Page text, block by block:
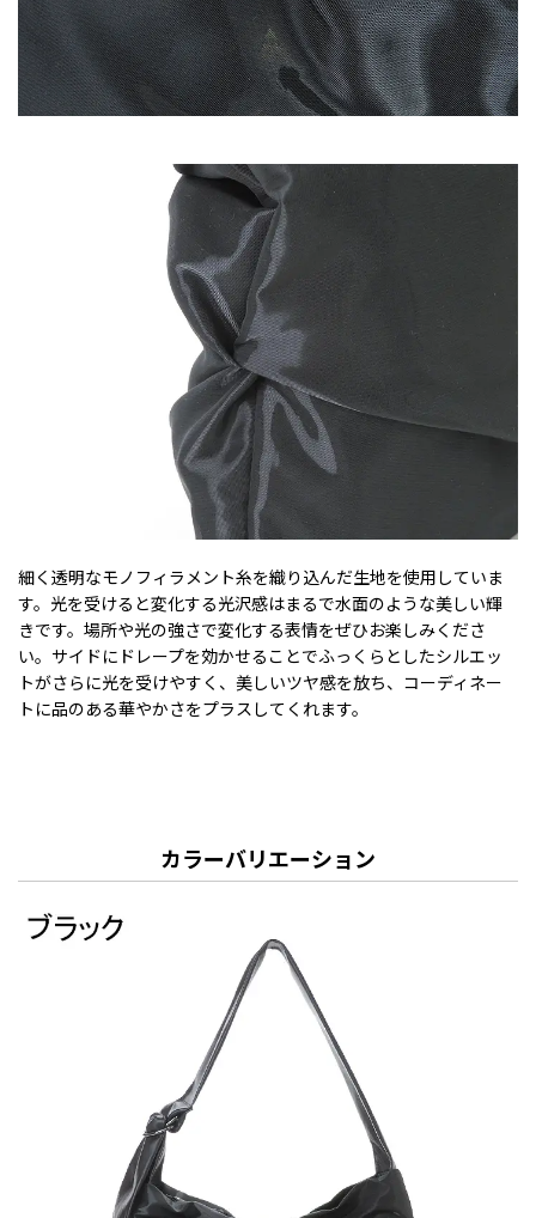
細く透明なモノフィラメント糸を織り込んだ生地を使用していま
す。光を受けると変化する光沢感はまるで水面のような美しい輝
きです。場所や光の強さで変化する表情をぜひお楽しみくださ
い。サイドにドレープを効かせることでふっくらとしたシルエッ
トがさらに光を受けやすく、美しいツヤ感を放ち、コーディネー
トに品のある華やかさをプラスしてくれます。
カラーバリエーション